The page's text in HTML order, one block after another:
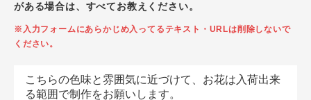
がある場合は、すべてお教えください。
※入力フォームにあらかじめ入ってるテキスト・URLは削除しないで
ください。